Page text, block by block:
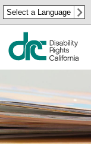
رفتن
به
محتوای
اصلی
Select a Language